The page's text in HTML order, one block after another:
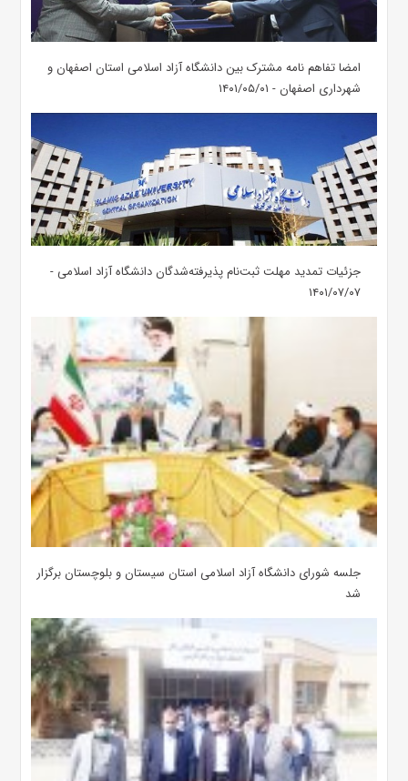
امضا تفاهم نامه مشترک بین دانشگاه آزاد اسلامی استان اصفهان و
شهرداری اصفهان - ۱۴۰۱/۰۵/۰۱
جزئیات تمدید مهلت ثبت‌نام پذیرفته‌شدگان دانشگاه آزاد اسلامی -
۱۴۰۱/۰۷/۰۷
جلسه شورای دانشگاه آزاد اسلامی استان سیستان و بلوچستان برگزار
شد